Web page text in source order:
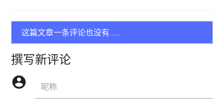
这篇文章一条评论也没有……
撰写新评论
account_circle 昵称